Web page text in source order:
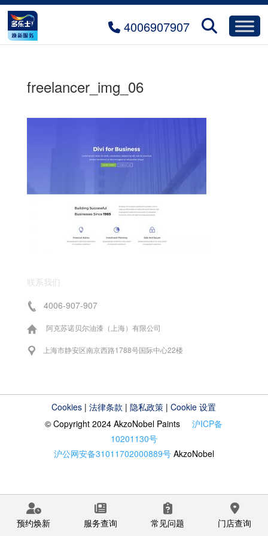
4006907907
freelancer_img_06
联系我们
4006-907-907
阿克苏诺贝尔油漆（上海）有限公司
上海市静安区南京西路1788号国际中心22楼
Cookies |法律条款 |隐私政策 |Cookie 设置
© Copyright 2024 AkzoNobel Paints沪ICP备
10201130号
沪公网安备31011702000889号 AkzoNobel
预约焕新 服务查询 常见问题 门店查询